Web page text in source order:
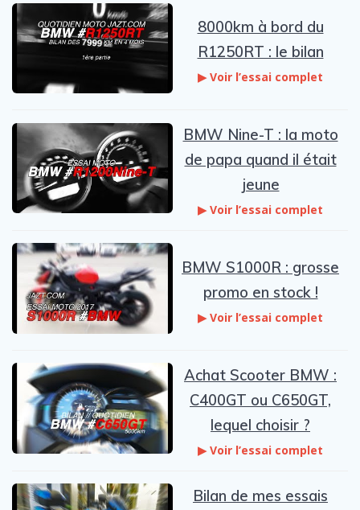
8000km à bord du
R1250RT : le bilan
▶ Voir l’essai complet
BMW Nine-T : la moto
de papa quand il était
jeune
▶ Voir l’essai complet
BMW S1000R : grosse
promo en stock !
▶ Voir l’essai complet
Achat Scooter BMW :
C400GT ou C650GT,
lequel choisir ?
▶ Voir l’essai complet
Bilan de mes essais